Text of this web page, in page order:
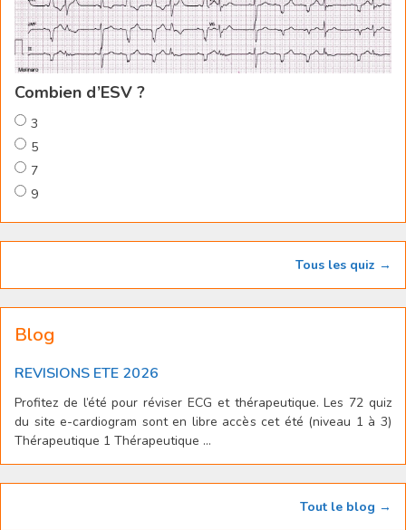
Combien d’ESV ?
3
5
7
9
Tous les quiz →
Blog
REVISIONS ETE 2026
Profitez de l’été pour réviser ECG et thérapeutique. Les 72 quiz
du site e-cardiogram sont en libre accès cet été (niveau 1 à 3)
Thérapeutique 1 Thérapeutique ...
Tout le blog →